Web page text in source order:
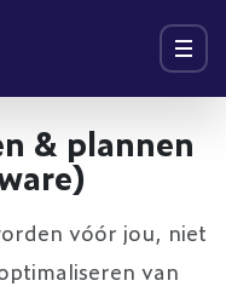
Menu
& plannen
vóór jou, niet
van